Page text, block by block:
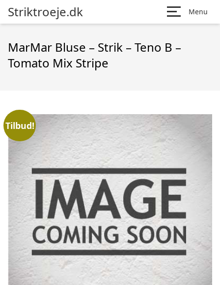
Striktroeje.dk Menu
MarMar Bluse – Strik – Teno B –
Tomato Mix Stripe
Tilbud!